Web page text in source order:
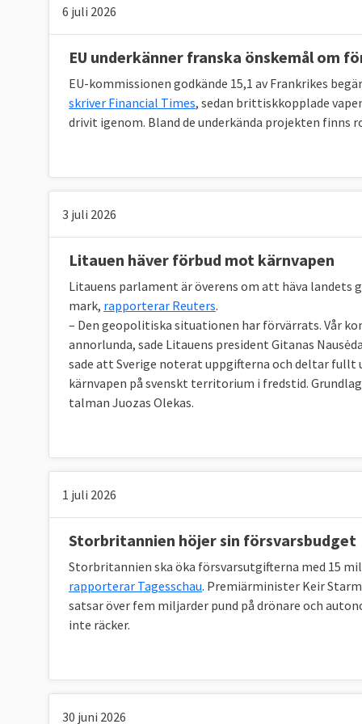
9. Kommer EU att skapa en egen armé?
Kanske i framtiden. Men frågan är helt
inte föreslagits i något formellt EU-
Försvarsindustrin omsätter 100 miljarder
anställda.
Försvarsbudgetarna i EU-länderna har dock
Ryssland och Saudiarabien har byggt ut
mycket som EU-ländernas totala
6 juli 2026
EU underkänner franska önskemål om
EU-kommissionen godkände 15,1 av Frankrikes
skriver Financial Times, sedan brittiskkopplade
drivit igenom. Bland de underkända projekten finns
3 juli 2026
Litauen häver förbud mot kärnvapen
Litauens parlament är överens om att häva
mark, rapporterar Reuters.
– Den geopolitiska situationen har förvärrats. Vår
annorlunda, sade Litauens president Gitanas
sade att Sverige noterat uppgifterna och deltar
kärnvapen på svenskt territorium i fredstid.
talman Juozas Olekas.
1 juli 2026
Storbritannien höjer sin försvarsbudget
Storbritannien ska öka försvarsutgifterna med 15
rapporterar Tagesschau. Premiärminister Keir
satsar över fem miljarder pund på drönare och
inte räcker.
30 juni 2026